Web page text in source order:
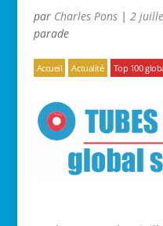
par Charles Pons| 2
parade
Accueil Actualité Top 100